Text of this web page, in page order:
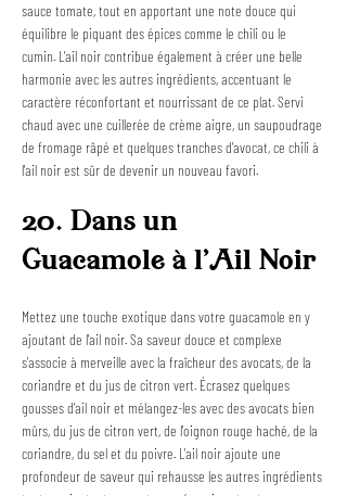
sauce tomate, tout en apportant une note douce qui
équilibre le piquant des épices comme le chili ou le
cumin. L'ail noir contribue également à créer une belle
harmonie avec les autres ingrédients, accentuant le
caractère réconfortant et nourrissant de ce plat. Servi
chaud avec une cuillerée de crème aigre, un saupoudrage
de fromage râpé et quelques tranches d'avocat, ce chili à
l'ail noir est sûr de devenir un nouveau favori.
20. Dans un
Guacamole à l'Ail Noir
Mettez une touche exotique dans votre guacamole en y
ajoutant de l'ail noir. Sa saveur douce et complexe
s'associe à merveille avec la fraîcheur des avocats, de la
coriandre et du jus de citron vert. Écrasez quelques
gousses d'ail noir et mélangez-les avec des avocats bien
mûrs, du jus de citron vert, de l'oignon rouge haché, de la
coriandre, du sel et du poivre. L'ail noir ajoute une
profondeur de saveur qui rehausse les autres ingrédients